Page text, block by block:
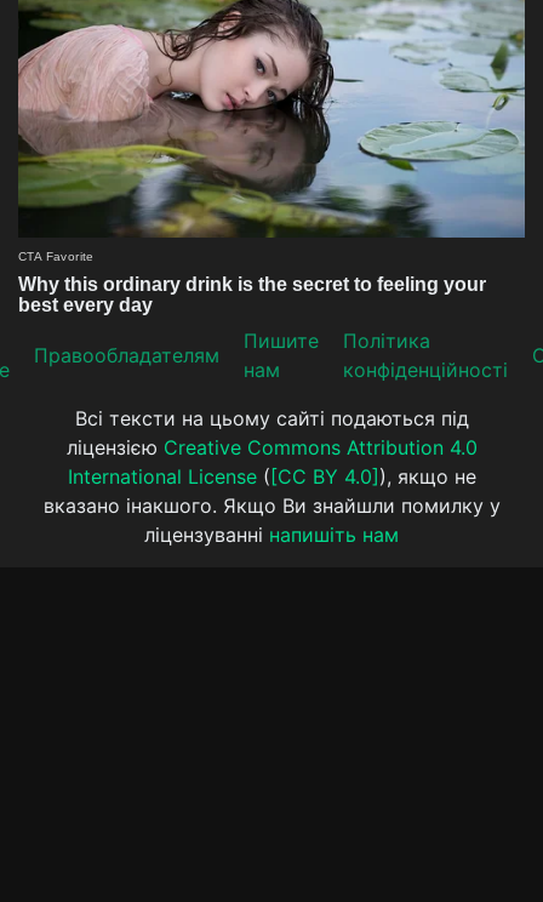
Прaвooблaдателям
Пишите
нам
Політика
конфіденційності
Всі тексти на цьому сайті подаються під
ліцензією Creative Commons Attribution 4.0
International License( [CC BY 4.0] ), якщо не
вказано інакшого. Якщо Ви знайшли помилку у
ліцензуванні напишіть нам